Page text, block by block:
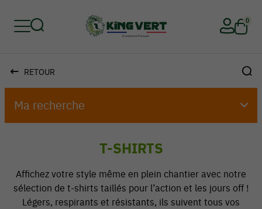
0
RETOUR
Ma recherche
T-SHIRTS
Affichez votre style même en plein chantier avec notre
sélection de t-shirts taillés pour l’action et les jours off !
Légers, respirants et résistants, ils suivent tous vos